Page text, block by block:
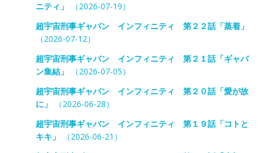
ニティ」
（2026-07-19）
超宇宙刑事ギャバン インフィニティ 第２２話「蒸着」
（2026-07-12）
超宇宙刑事ギャバン インフィニティ 第２１話「ギャバ
ン集結」
（2026-07-05）
超宇宙刑事ギャバン インフィニティ 第２０話「愛が故
に」
（2026-06-28）
超宇宙刑事ギャバン インフィニティ 第１９話「コトと
キキ」
（2026-06-21）